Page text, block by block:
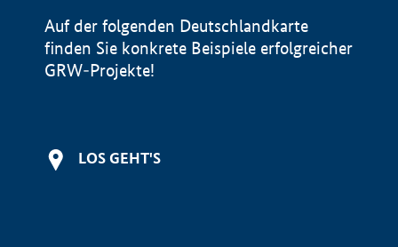
Auf der folgenden Deutschlandkarte
finden Sie konkrete Beispiele erfolgreicher
GRW-Projekte!
LOS GEHT'S